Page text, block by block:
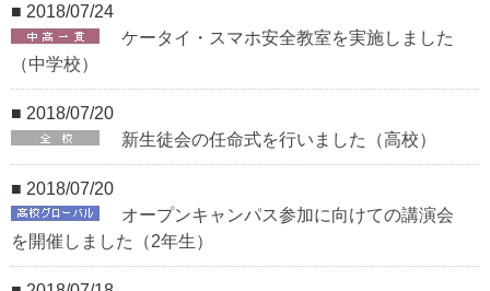
■ 2018/07/24
ケータイ・スマホ安全教室を実施しました
（中学校）
■ 2018/07/20
新生徒会の任命式を行いました（高校）
■ 2018/07/20
オープンキャンパス参加に向けての講演会
を開催しました（2年生）